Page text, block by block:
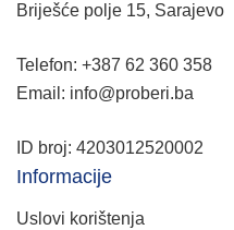
Briješće polje 15, Sarajevo
Telefon: +387 62 360 358
Email: info@proberi.ba
ID broj: 4203012520002
Informacije
Uslovi korištenja